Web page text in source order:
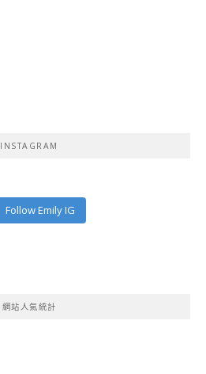
INSTAGRAM
Follow Emily IG
網站人氣統計